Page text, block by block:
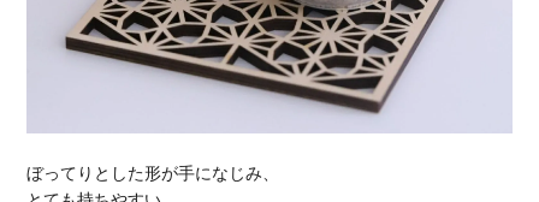
ぼってりとした形が手になじみ、